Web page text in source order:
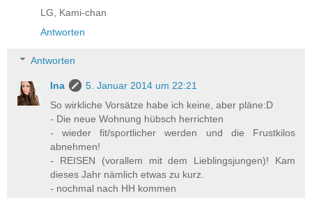
LG, Kami-chan
Antworten
Antworten
Ina
5. Januar 2014 um 22:21
So wirkliche Vorsätze habe ich keine, aber pläne:D
- Die neue Wohnung hübsch herrichten
- wieder fit/sportlicher werden und die Frustkilos
abnehmen!
- REISEN (vorallem mit dem Lieblingsjungen)! Kam
dieses Jahr nämlich etwas zu kurz.
- nochmal nach HH kommen